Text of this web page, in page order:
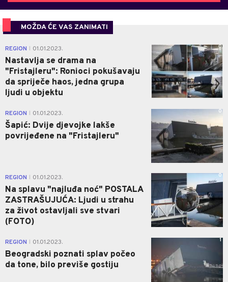
MOŽDA ĆE VAS ZANIMATI
REGION 01.01.2023.
Nastavlja se drama na
"Fristajleru": Ronioci pokušavaju
da spriječe haos, jedna grupa
ljudi u objektu
0
REGION 01.01.2023.
Šapić: Dvije djevojke lakše
povrijeđene na "Fristajleru"
0
REGION 01.01.2023.
Na splavu "najluđa noć" POSTALA
ZASTRAŠUJUĆA: Ljudi u strahu
za život ostavljali sve stvari
(FOTO)
0
REGION 01.01.2023.
Beogradski poznati splav počeo
da tone, bilo previše gostiju
1